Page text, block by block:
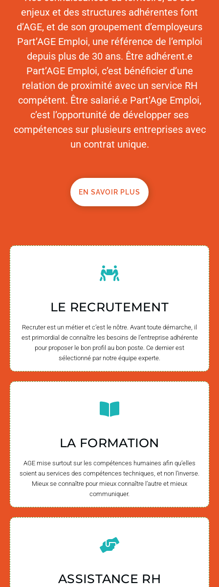
enjeux et des structures adhérentes font
d’AGE, et de son groupement d’employeurs
Part’AGE Emploi, une référence de l’emploi
depuis plus de 30 ans. Être adhérent.e
Part’AGE Emploi, c’est bénéficier d’une
relation de proximité avec un service RH
compétent. Être salarié.e Part’Age Emploi,
c’est l’opportunité de développer ses
compétences sur plusieurs entreprises avec
un contrat unique.
EN SAVOIR PLUS
LE RECRUTEMENT
Recruter est un métier et c’est le nôtre. Avant toute démarche, il
est primordial de connaître les besoins de l’entreprise adhérente
pour proposer le bon profil au bon poste. Ce dernier est
sélectionné par notre équipe experte.
LA FORMATION
AGE mise surtout sur les compétences humaines afin qu’elles
soient au services des compétences techniques, et non l’inverse.
Mieux se connaître pour mieux connaître l’autre et mieux
communiquer.
ASSISTANCE RH